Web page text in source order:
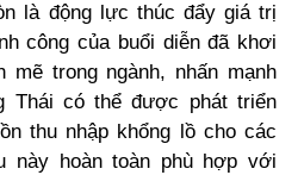
là động lực thúc đẩy giá trị
công của buổi diễn đã khơi
mẽ trong ngành, nhấn mạnh
Thái có thể được phát triển
thu nhập khổng lồ cho các
này hoàn toàn phù hợp với